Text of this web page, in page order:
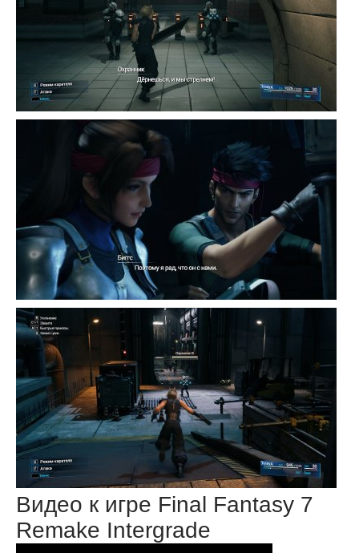
Видео к игре Final Fantasy 7
Remake Intergrade